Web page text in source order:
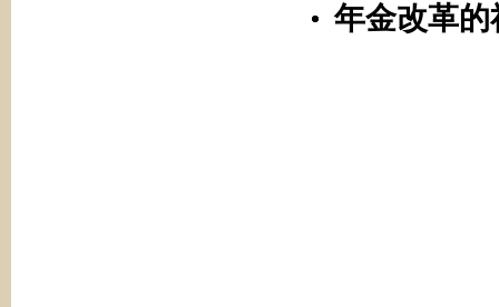
年金改革